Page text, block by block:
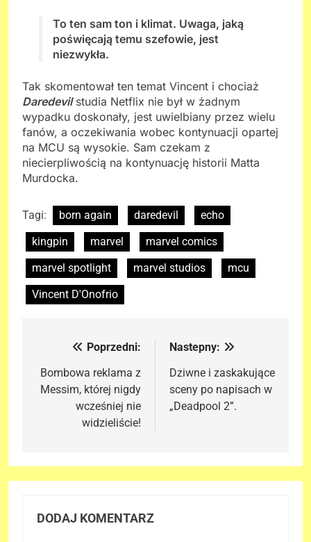
To ten sam ton i klimat. Uwaga, jaką
poświęcają temu szefowie, jest
niezwykła.
Tak skomentował ten temat Vincent i chociaż
Daredevilstudia Netflix nie był w żadnym
wypadku doskonały, jest uwielbiany przez wielu
fanów, a oczekiwania wobec kontynuacji opartej
na MCU są wysokie. Sam czekam z
niecierpliwością na kontynuację historii Matta
Murdocka.
Tagi: born again daredevil
echo
kingpin
marvel
marvel comics
marvel spotlight
marvel studios
mcu
Vincent D'Onofrio
Nawigacja
wpisu
Poprzedni:
Bombowa reklama z
Messim, której nigdy
wcześniej nie
widzieliście!
Nastepny:
Dziwne i zaskakujące
sceny po napisach w
„Deadpool 2”.
DODAJ KOMENTARZ